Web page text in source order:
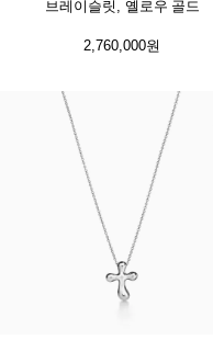
브레이슬릿, 옐로우 골드
2,760,000원